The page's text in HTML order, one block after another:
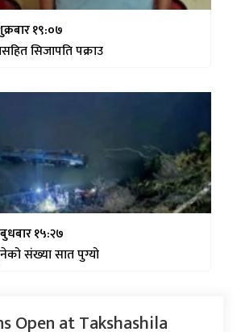
१९:०७
सिजापति पक्राउ
१५:२७
संख्या सात पुग्यो
Open at Takshashila